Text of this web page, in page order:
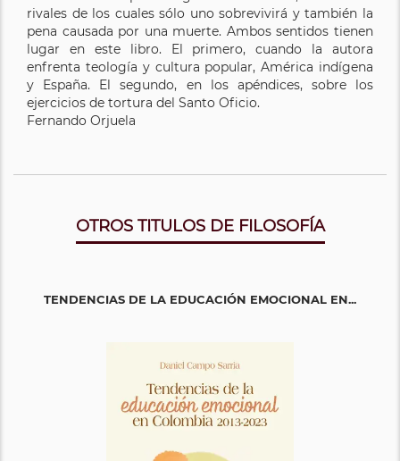
rivales de los cuales sólo uno sobrevivirá y también la
pena causada por una muerte. Ambos sentidos tienen
lugar en este libro. El primero, cuando la autora
enfrenta teología y cultura popular, América indígena
y España. El segundo, en los apéndices, sobre los
ejercicios de tortura del Santo Oficio.
Fernando Orjuela
OTROS TITULOS DE FILOSOFÍA
TENDENCIAS DE LA EDUCACIÓN EMOCIONAL EN...